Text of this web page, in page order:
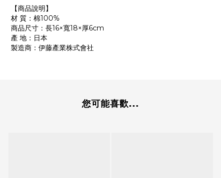
【商品說明】
材 質：棉100%
商品尺寸：長16×寬18×厚6cm
產 地：日本
製造商：伊藤產業株式會社
您可能喜歡...